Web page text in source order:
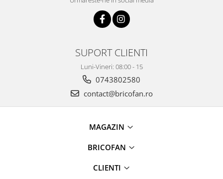
Prelungitoare & cabluri electrice
Coliere plastic
Lumina de crestere pentru plante
SUPORT CLIENTI
Luni-Vineri: 08:00 - 15
0743802580
contact@bricofan.ro
MAGAZIN
BRICOFAN
CLIENTI